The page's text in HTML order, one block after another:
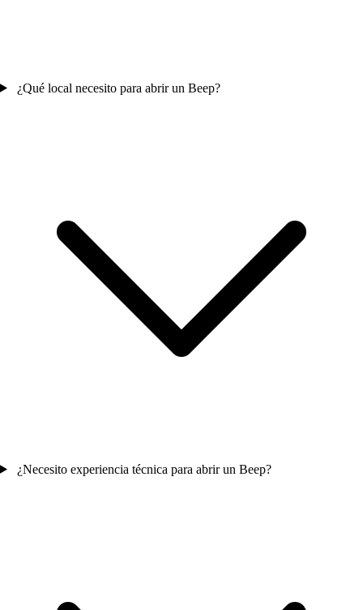
¿Qué local necesito para abrir un Beep?
¿Necesito experiencia técnica para abrir un Beep?